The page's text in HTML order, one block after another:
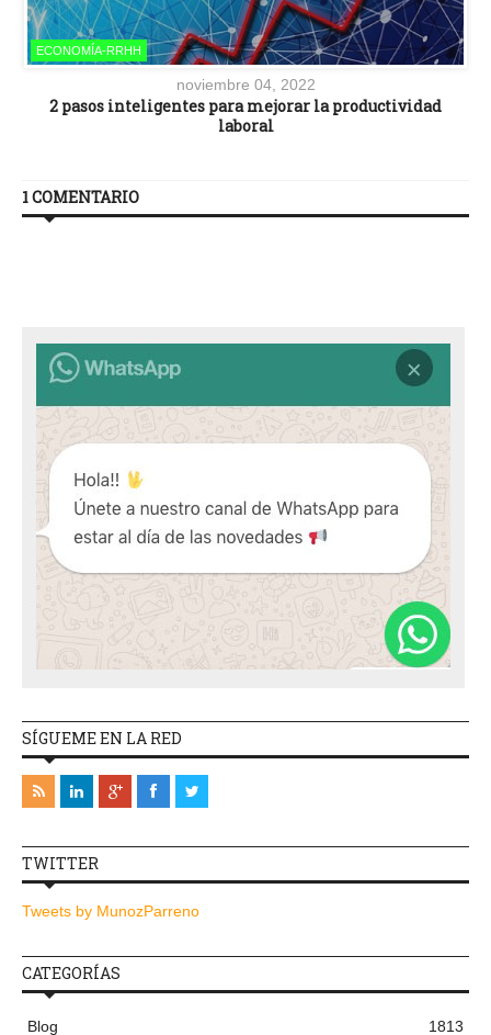
ECONOMÍA-RRHH
noviembre 04, 2022
2 pasos inteligentes para mejorar la productividad
laboral
1 COMENTARIO
SÍGUEME EN LA RED
TWITTER
Tweets by MunozParreno
CATEGORÍAS
Blog 1813